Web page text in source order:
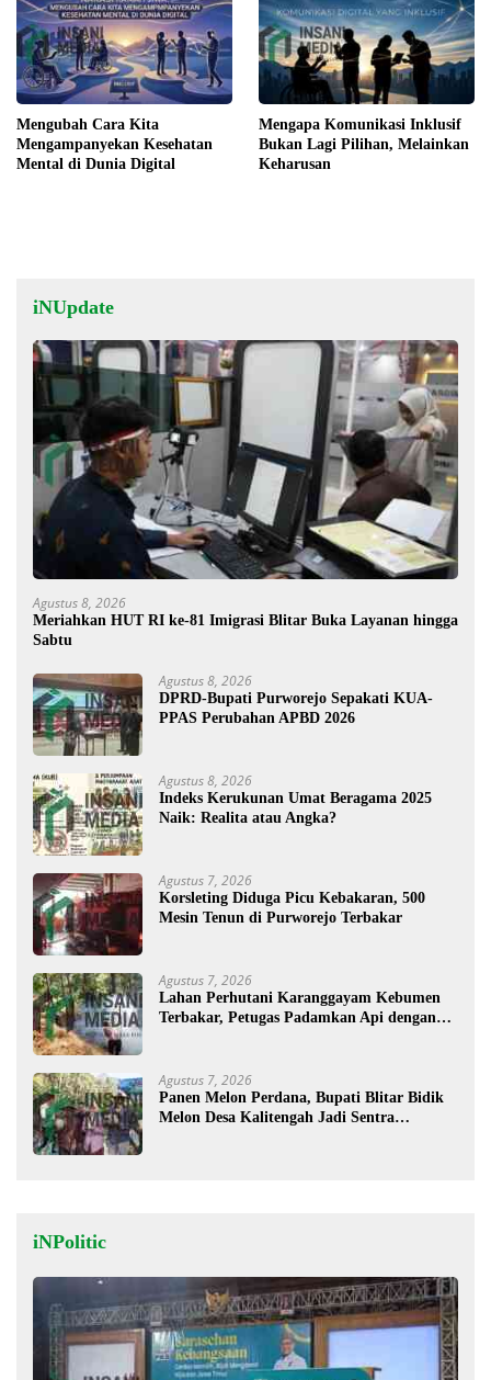
Mengubah Cara Kita
Mengampanyekan Kesehatan
Mental di Dunia Digital
Mengapa Komunikasi Inklusif
Bukan Lagi Pilihan, Melainkan
Keharusan
iNUpdate
Agustus 8, 2026
Meriahkan HUT RI ke-81 Imigrasi Blitar Buka Layanan hingga
Sabtu
Agustus 8, 2026
DPRD-Bupati Purworejo Sepakati KUA-
PPAS Perubahan APBD 2026
Agustus 8, 2026
Indeks Kerukunan Umat Beragama 2025
Naik: Realita atau Angka?
Agustus 7, 2026
Korsleting Diduga Picu Kebakaran, 500
Mesin Tenun di Purworejo Terbakar
Agustus 7, 2026
Lahan Perhutani Karanggayam Kebumen
Terbakar, Petugas Padamkan Api dengan
Agustus 7, 2026
Panen Melon Perdana, Bupati Blitar Bidik
Melon Desa Kalitengah Jadi Sentra
iNPolitic